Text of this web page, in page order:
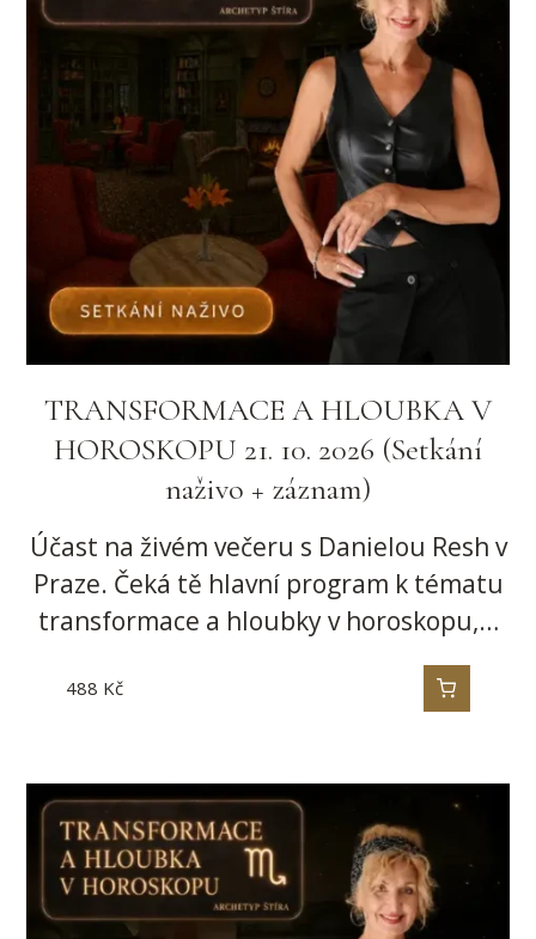
TRANSFORMACE A HLOUBKA V
HOROSKOPU 21. 10. 2026 (Setkání
naživo + záznam)
Účast na živém večeru s Danielou Resh v
Praze. Čeká tě hlavní program k tématu
transformace a hloubky v horoskopu,…
488 Kč